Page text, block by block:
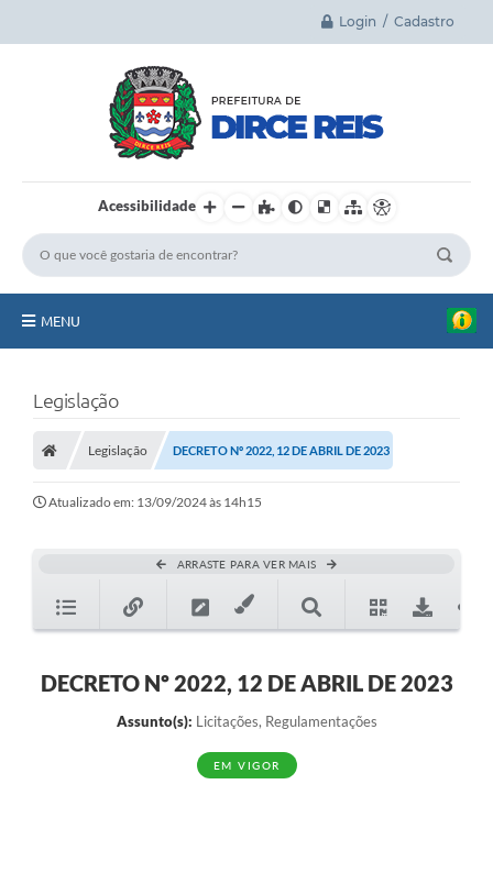
Login / Cadastro
Acessibilidade
MENU
A Cidade
Legislação
A Prefeitura
Transparência
Diário Oficial
Legislação
Legislação DECRETO Nº 2022, 12 DE ABRIL DE 2023
Atualizado em: 13/09/2024 às 14h15
ARRASTE PARA VER MAIS
DECRETO Nº 2022, 12 DE ABRIL DE 2023
Assunto(s): Licitações, Regulamentações
EM VIGOR